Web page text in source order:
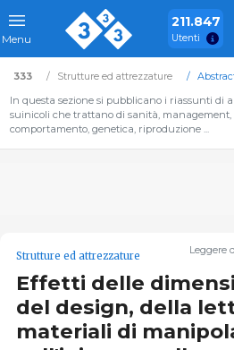
Menu
211.847
Utenti
333 Strutture ed attrezzature
In questa sezione si pubblicano i riassunti di
suinicoli che trattano di sanità, management,
comportamento, genetica, riproduzione ...
Leggere
Strutture ed attrezzature
Effetti delle
del design, della
materiali di